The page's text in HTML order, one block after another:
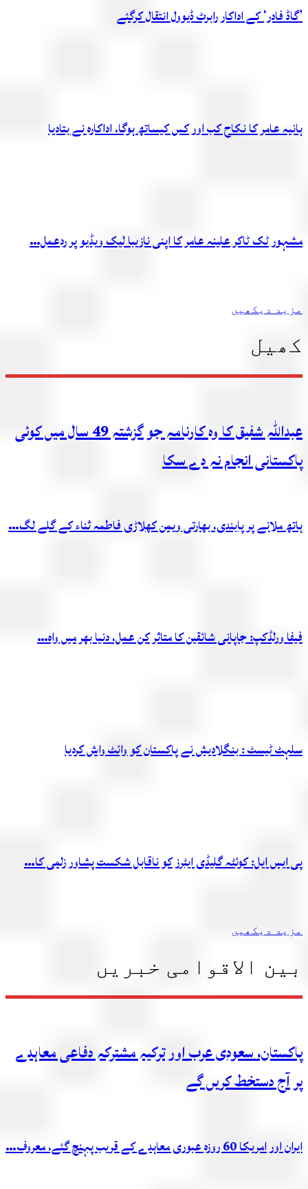
’گاڈ فادر‘ کے اداکار رابرٹ ڈیوول انتقال کرگئے
ہانیہ عامر کا نکاح کب اور کس کیساتھ ہوگا، اداکارہ نے بتادیا
مشہور ٹک ٹاکر علینہ عامر کا اپنی نازیبا لیک ویڈیو پر ردعمل…
مزید دیکھیں
کھیل
عبداللہ شفیق کا وہ کارنامہ جو گزشتہ 49 سال میں کوئی
پاکستانی انجام نہ دے سکا
ہاتھ ملانے پر پابندی، بھارتی ویمن کھلاڑی فاطمہ ثناء کے گلے لگ…
فیفا ورلڈکپ: جاپانی شائقین کا متاثر کن عمل، دنیا بھر میں واہ…
سلہٹ ٹیسٹ : بنگلادیش نے پاکستان کو وائٹ واش کردیا
پی ایس ایل: کوئٹہ گلیڈی ایٹرز کو ناقابل شکست پشاور زلمی کا…
مزید دیکھیں
بین الاقوامی خبریں
پاکستان، سعودی عرب اور ترکیہ مشترکہ دفاعی معاہدے
پر آج دستخط کریں گے
ایران اور امریکا 60 روزہ عبوری معاہدے کے قریب پہنچ گئے، معروف…